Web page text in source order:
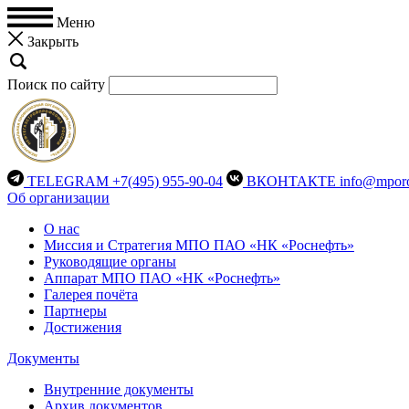
Меню
Закрыть
Поиск по сайту
TELEGRAM +7(495) 955-90-04 ВКОНТАКТЕ
Об организации
О нас
Миссия и Стратегия МПО ПАО «НК «Роснефть»
Руководящие органы
Аппарат МПО ПАО «НК «Роснефть»
Галерея почёта
Партнеры
Достижения
Документы
Внутренние документы
Архив документов